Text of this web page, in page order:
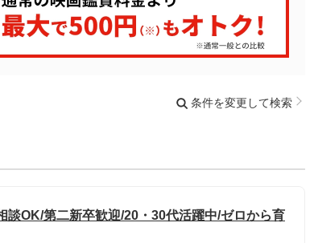
条件を変更して検索
談OK/第二新卒歓迎/20・30代活躍中/ゼロから育